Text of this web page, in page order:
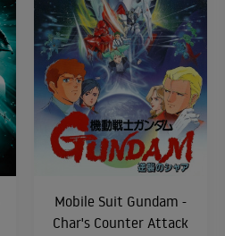
Mobile Suit Gundam -
Char's Counter Attack